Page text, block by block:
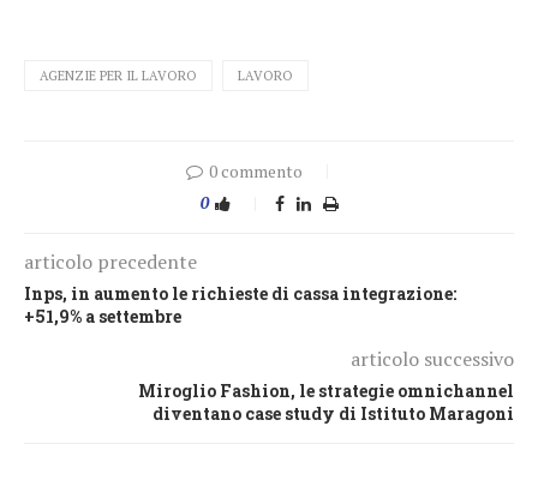
AGENZIE PER IL LAVORO LAVORO
0 commento
0
articolo precedente
Inps, in aumento le richieste di cassa integrazione:
+51,9% a settembre
articolo successivo
Miroglio Fashion, le strategie omnichannel
diventano case study di Istituto Maragoni